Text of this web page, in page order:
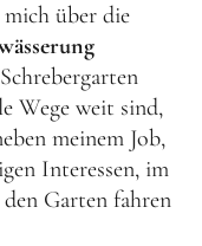
über die
Wege weit sind,
meinem Job,
Interessen, im
Garten fahren